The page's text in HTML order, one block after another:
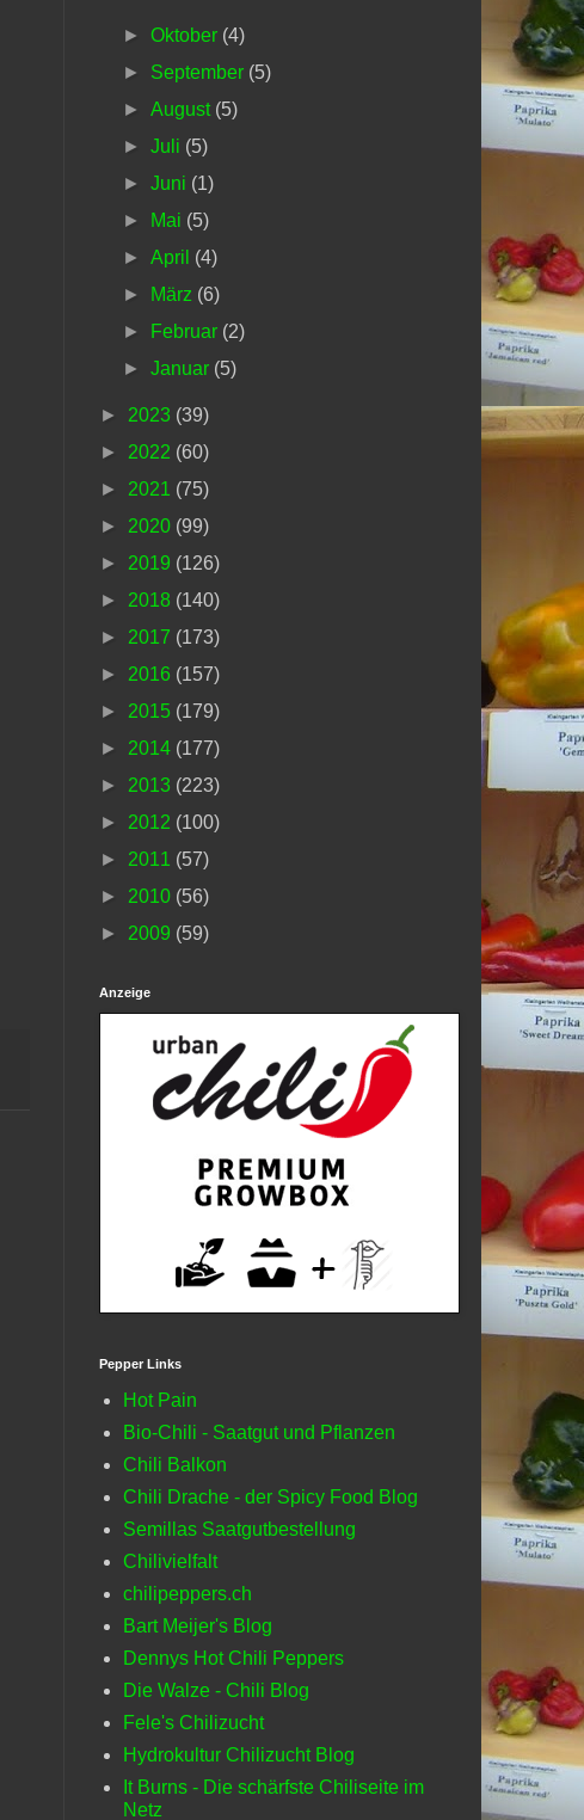
►Oktober (4)
► September (5)
►August (5)
►Juli (5)
►Juni (1)
►
Mai (5)
►April (4)
►
März (6)
►
Februar (2)
►Januar (5)
► 2023 (39)
► 2022 (60)
► 2021 (75)
► 2020 (99)
► 2019 (126)
► 2018 (140)
► 2017 (173)
► 2016 (157)
► 2015 (179)
► 2014 (177)
► 2013 (223)
► 2012 (100)
► 2011 (57)
► 2010 (56)
► 2009 (59)
Anzeige
Pepper Links
Hot Pain
Bio-Chili - Saatgut und Pflanzen
Chili Balkon
Chili Drache - der Spicy Food Blog
Semillas Saatgutbestellung
Chilivielfalt
chilipeppers.ch
Bart Meijer's Blog
Dennys Hot Chili Peppers
Die Walze - Chili Blog
Fele's Chilizucht
Hydrokultur Chilizucht Blog
It Burns - Die schärfste Chiliseite im
Netz